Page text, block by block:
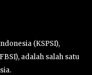
(KSPSI),
adalah salah satu